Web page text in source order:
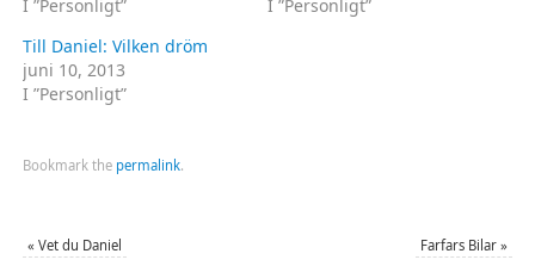
I ”Personligt”
I ”Personligt”
Till Daniel: Vilken dröm
juni 10, 2013
I ”Personligt”
Bookmark the permalink.
« Vet du Daniel Farfars Bilar»